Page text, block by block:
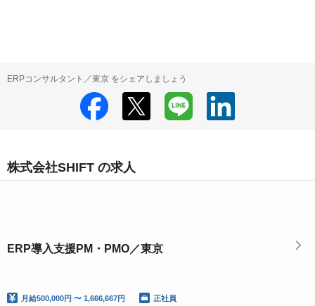
ERPコンサルタント／東京 をシェアしましょう
株式会社SHIFT の求人
ERP導入支援PM・PMO／東京
月給500,000円 〜 1,666,667円 正社員